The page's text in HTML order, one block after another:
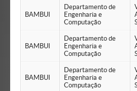
BAMBUI
Departamento de
Engenharia e
Computação
BAMBUI
Departamento de
Engenharia e
Computação
BAMBUI
Departamento de
Engenharia e
Computação